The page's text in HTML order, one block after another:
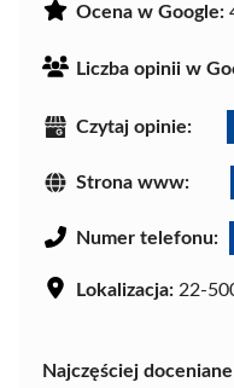
Ocena w Google:
Liczba opinii w
Czytaj opinie:
Strona www:
Numer telefonu:
Lokalizacja: 22-
Najczęściej